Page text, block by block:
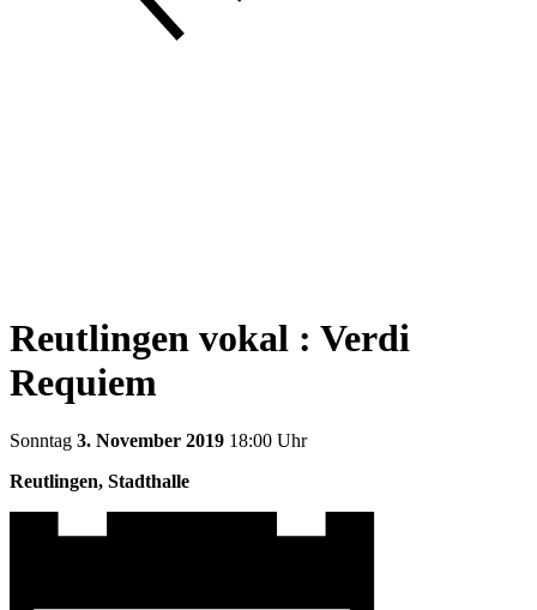
Reutlingen vokal : Verdi
Requiem
Sonntag 3. November 2019 18:00 Uhr
Reutlingen, Stadthalle